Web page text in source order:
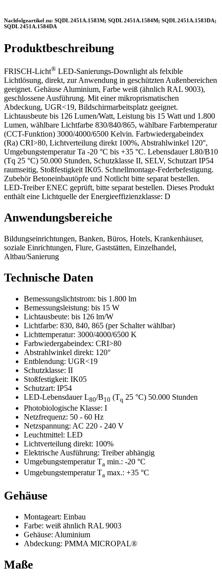
Nachfolgeartikel zu: SQDL 2451A.1583M; SQDL 2451A.1584M; SQDL 2451A.1583DA;
SQDL 2451A.1584DA
Produktbeschreibung
FRISCH-Licht® LED-Sanierungs-Downlight als felxible
Lichtlösung, direkt, zur Anwendung in geschützten Außenbereichen
geeignet. Gehäuse Aluminium, Farbe weiß (ähnlich RAL 9003),
geschlossene Ausführung. Mit einer mikroprismatischen
Abdeckung, UGR<19, Bildschirmarbeitsplatz geeignet.
Lichtausbeute bis 126 Lumen/Watt, Leistung bis 15 Watt und 1.800
Lumen, wählbare Lichtfarbe 830/840/865, wählbare Farbtemperatur
(CCT-Funktion) 3000/4000/6500 Kelvin. Farbwiedergabeindex
(Ra) CRI>80, Lichtverteilung direkt 100%, Abstrahlwinkel 120°,
Umgebungstemperatur Ta -20 °C bis +35 °C. Lebensdauer L80/B10
(Tq 25 °C) 50.000 Stunden, Schutzklasse II, SELV, Schutzart IP54
raumseitig, Stoßfestigkeit IK05. Schnellmontage-Federbefestigung.
Zubehör Betoneinbautöpfe und Notlicht bitte separat bestellen.
LED-Treiber ENEC geprüft, bitte separat bestellen. Dieses Produkt
enthält eine Lichtquelle der Energieeffizienzklasse: D
Anwendungsbereiche
Bildungseinrichtungen, Banken, Büros, Hotels, Krankenhäuser,
soziale Einrichtungen, Flure, Gaststätten, Einzelhandel,
Altbau/Sanierung
Technische Daten
Bemessungslichtstrom: bis 1.800 lm
Bemessungsleistung: bis 15 W
Lichtausbeute: bis 126 lm/W
Lichtfarbe: 830, 840, 865 (per Schalter wählbar)
Lichttemperatur: 3000/4000/6500 K
Farbwiedergabeindex: CRI>80
Abstrahlwinkel direkt: 120°
Entblendung: UGR<19
Schutzklasse: II
Stoßfestigkeit: IK05
Schutzart: IP54
LED-Lebensdauer L80/B10 (Tq 25 °C) 50.000 Stunden
Photobiologische Klasse: I
Netzfrequenz: 50 - 60 Hz
Netzspannung: AC 220 - 240 V
Leuchtmittel: LED
Lichtverteilung direkt: 100%
Elektrische Ausführung: Treiber abhängig
Umgebungstemperatur Ta min.: -20 °C
Umgebungstemperatur Ta max.: +35 °C
Gehäuse
Montageart: Einbau
Farbe: weiß ähnlich RAL 9003
Gehäuse: Aluminium
Abdeckung: PMMA MICROPAL®
Maße